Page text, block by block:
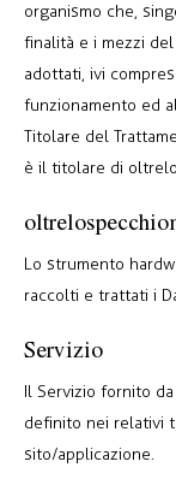
organismo che,
finalità e i mezzi
adottati, ivi
funzionamento ed
Titolare del
è il titolare di
Lo strumento
raccolti e trattati i
Servizio
Il Servizio fornito
definito nei relativi
sito/applicazione.